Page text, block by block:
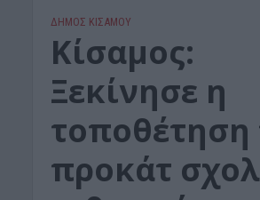
ΔΉΜΟΣ ΚΙΣΆΜΟΥ
Κίσαμος:
Ξεκίνησε η
προκάτ